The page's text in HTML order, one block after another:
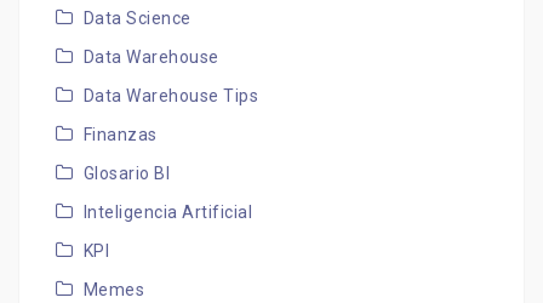
Data Science
Data Warehouse
Data Warehouse Tips
Finanzas
Glosario BI
Inteligencia Artificial
KPI
Memes